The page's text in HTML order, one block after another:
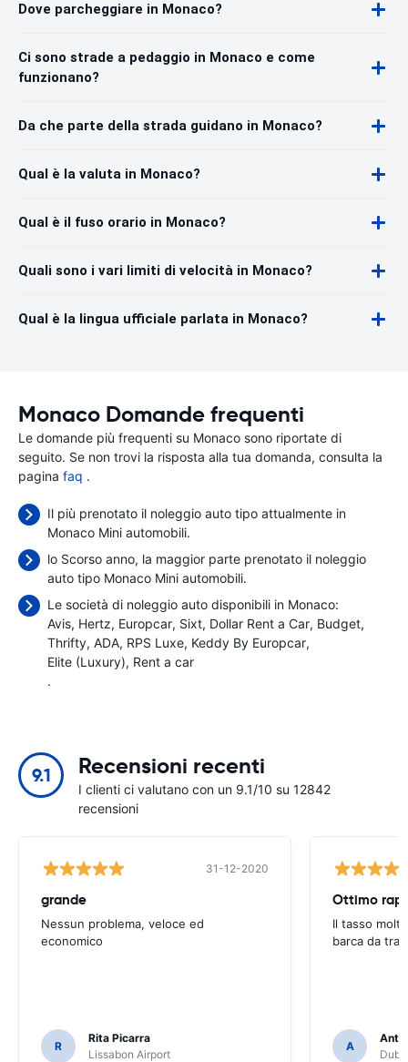
Dove parcheggiare in Monaco?
Ci sono strade a pedaggio in Monaco e come
funzionano?
Da che parte della strada guidano in Monaco?
Qual è la valuta in Monaco?
Qual è il fuso orario in Monaco?
Quali sono i vari limiti di velocità in Monaco?
Qual è la lingua ufficiale parlata in Monaco?
Monaco Domande frequenti
Le domande più frequenti su Monaco sono riportate di
seguito. Se non trovi la risposta alla tua domanda, consulta la
pagina faq .
Il più prenotato il noleggio auto tipo attualmente in
Monaco Mini automobili.
lo Scorso anno, la maggior parte prenotato il noleggio
auto tipo Monaco Mini automobili.
Le società di noleggio auto disponibili in Monaco:
Avis Hertz Europcar Sixt Dollar Rent a Car Budget
Thrifty ADA RPS Luxe Keddy By Europcar
Elite (Luxury) Rent a car
.
9.1 Recensioni recenti
I clienti ci valutano con un 9.1/10 su 12842
recensioni
31-12-2020
grande
Nessun problema, veloce ed
economico
R
Rita Picarra
Lissabon Airport
Ottimo
Il tasso
barca da
A